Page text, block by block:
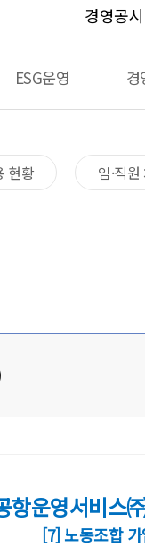
경영공시
ESG운영 경
현황​ 임·직
항운영서비스
[7] 노동조합